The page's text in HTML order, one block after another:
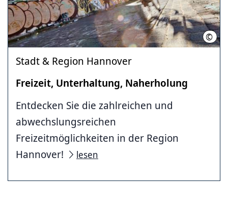
©
Stadt & Region Hannover
Freizeit, Unterhaltung, Naherholung
Entdecken Sie die zahlreichen und
abwechslungsreichen
Freizeitmöglichkeiten in der Region
Hannover!
lesen